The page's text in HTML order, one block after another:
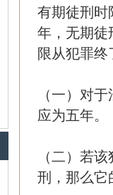
有期徒刑时
年，无期徒
限从犯罪
（一）对
应为五年。
（二）若
刑，那么它